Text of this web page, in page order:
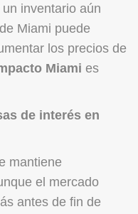
inventario aún
Miami puede
los precios de
Miami es
de interés en
mantiene
el mercado
antes de fin de